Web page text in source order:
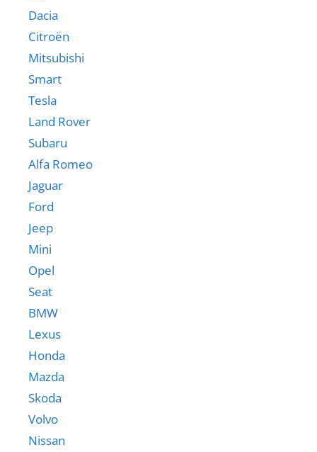
Dacia
Citroën
Mitsubishi
Smart
Tesla
Land Rover
Subaru
Alfa Romeo
Jaguar
Ford
Jeep
Mini
Opel
Seat
BMW
Lexus
Honda
Mazda
Skoda
Volvo
Nissan